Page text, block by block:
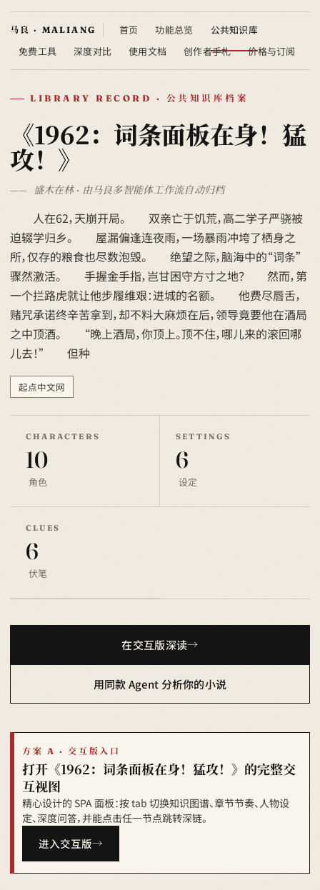
首页 功能总览
公共知识库
免费工具
深度对比 使用文档 创作者手札 价格与订阅
LIBRARY RECORD · 公共知识库档案
《1962：词条面板在身！猛
攻！》
盛木在林 · 由马良多智能体工作流自动归档
人在62，天崩开局。 双亲亡于饥荒，高二学子严骁被
迫辍学归乡。 屋漏偏逢连夜雨，一场暴雨冲垮了栖身之
所，仅存的粮食也尽数泡毁。 绝望之际，脑海中的“词条”
骤然激活。 手握金手指，岂甘困守方寸之地？ 然而，第
一个拦路虎就让他步履维艰：进城的名额。 他费尽唇舌，
赌咒承诺终辛苦拿到，却不料大麻烦在后，领导竟要他在酒局
之中顶酒。 “晚上酒局，你顶上。顶不住，哪儿来的滚回哪
儿去！” 但种
起点中文网
CHARACTERS
10
角色
SETTINGS
6
设定
CLUES
6
伏笔
在交互版深读
用同款 Agent 分析你的小说
方案 A · 交互版入口
打开《1962：词条面板在身！猛攻！》的完整交
互视图
精心设计的 SPA 面板：按 tab 切换知识图谱、章节节奏、人物设
定、深度问答，并能点击任一节点跳转深链。
进入交互版